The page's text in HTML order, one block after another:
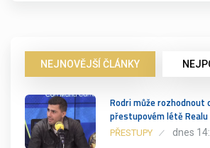
NEJNOVĚJŠÍ ČLÁNKY
Rodri může rozhodnout
přestupovém létě
PŘESTUPY dnes